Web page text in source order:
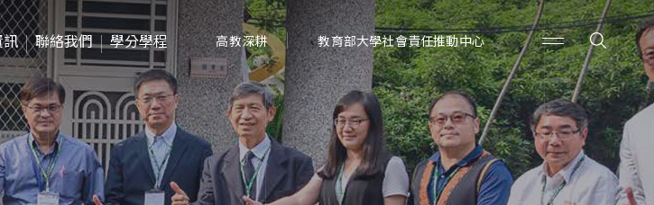
訊 聯絡我們 學分學程 高教深耕 教育部大學社會責任推動中心